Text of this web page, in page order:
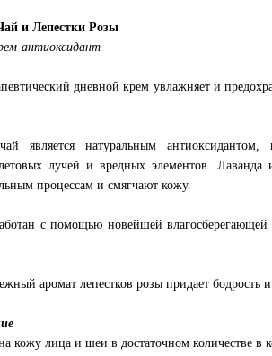
и Лепестки Розы
антиоксидант
дневной крем увлажняет и
является натуральным
лучей и вредных элементов. Лаванда
процессам и смягчают кожу.
с помощью новейшей
аромат лепестков розы придает бодрость
кожу лица и шеи в достаточном количестве